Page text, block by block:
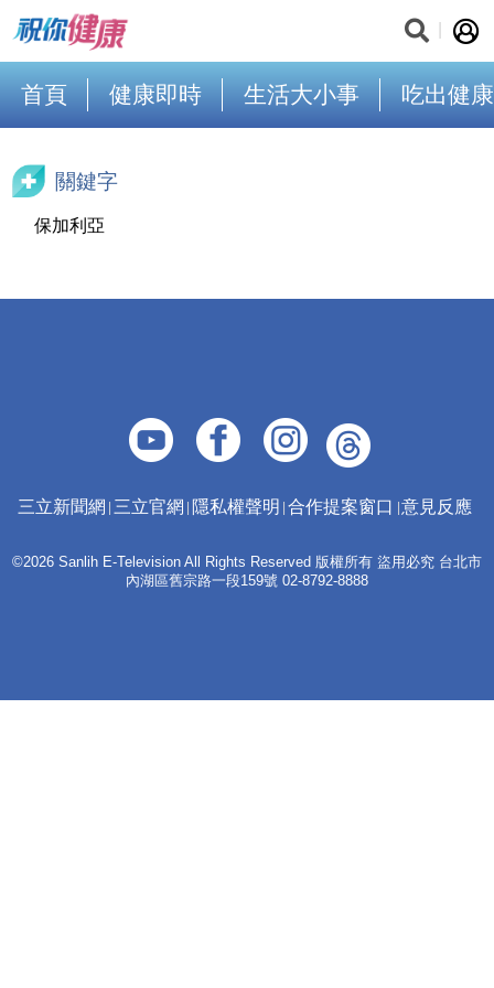
首頁 健康即時 生活大小事 吃出健康
關鍵字
保加利亞
三立新聞網 三立官網 隱私權聲明 合作提案窗口 意見反應
©2026 Sanlih E-Television All Rights Reserved 版權所有 盜用必究 台北市
內湖區舊宗路一段159號 02-8792-8888